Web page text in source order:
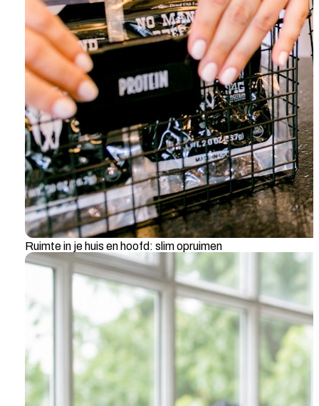
Ruimte in je huis en hoofd: slim opruimen